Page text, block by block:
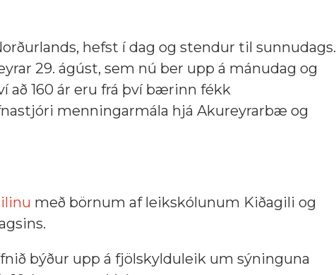
hefst í dag og stendur til sunnudags.
29. ágúst, sem nú ber upp á mánudag og
að 160 ár eru frá því bærinn fékk
menningarmála hjá Akureyrarbæ og
með börnum af leikskólunum Kiðagili og
býður upp á fjölskylduleik um sýninguna